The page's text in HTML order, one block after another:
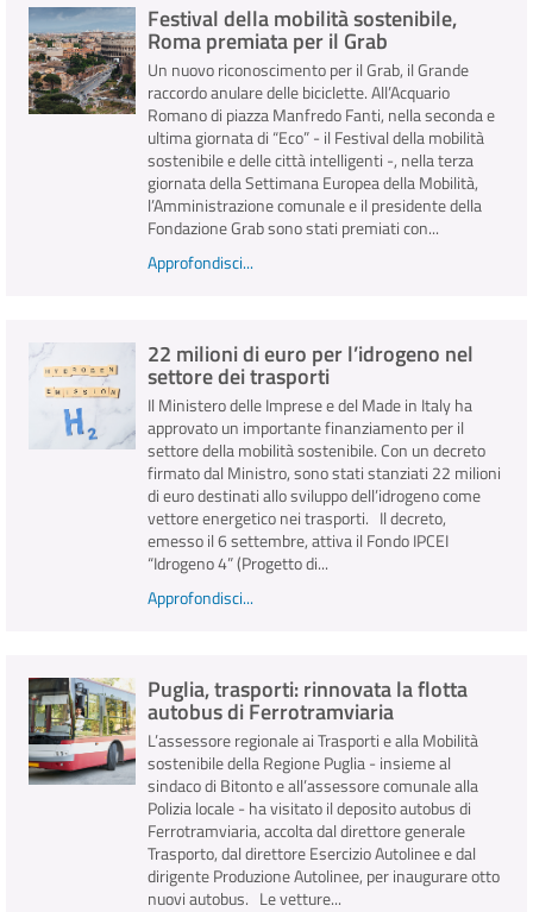
Festival della mobilità sostenibile,
Roma premiata per il Grab
Un nuovo riconoscimento per il Grab, il Grande
raccordo anulare delle biciclette. All’Acquario
Romano di piazza Manfredo Fanti, nella seconda e
ultima giornata di “Eco” - il Festival della mobilità
sostenibile e delle città intelligenti -, nella terza
giornata della Settimana Europea della Mobilità,
l’Amministrazione comunale e il presidente della
Fondazione Grab sono stati premiati con...
Approfondisci...
22 milioni di euro per l’idrogeno nel
settore dei trasporti
Il Ministero delle Imprese e del Made in Italy ha
approvato un importante finanziamento per il
settore della mobilità sostenibile. Con un decreto
firmato dal Ministro, sono stati stanziati 22 milioni
di euro destinati allo sviluppo dell’idrogeno come
vettore energetico nei trasporti. Il decreto,
emesso il 6 settembre, attiva il Fondo IPCEI
“Idrogeno 4” (Progetto di...
Approfondisci...
Puglia, trasporti: rinnovata la flotta
autobus di Ferrotramviaria
L’assessore regionale ai Trasporti e alla Mobilità
sostenibile della Regione Puglia - insieme al
sindaco di Bitonto e all’assessore comunale alla
Polizia locale - ha visitato il deposito autobus di
Ferrotramviaria, accolta dal direttore generale
Trasporto, dal direttore Esercizio Autolinee e dal
dirigente Produzione Autolinee, per inaugurare otto
nuovi autobus. Le vetture...